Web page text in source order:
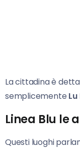
La cittadina è
semplicemente
Linea Blu le
Questi luoghi